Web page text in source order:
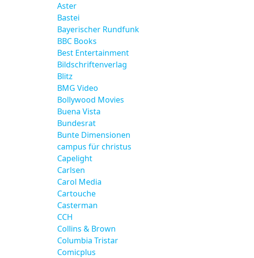
Aster
Bastei
Bayerischer Rundfunk
BBC Books
Best Entertainment
Bildschriftenverlag
Blitz
BMG Video
Bollywood Movies
Buena Vista
Bundesrat
Bunte Dimensionen
campus für christus
Capelight
Carlsen
Carol Media
Cartouche
Casterman
CCH
Collins & Brown
Columbia Tristar
Comicplus